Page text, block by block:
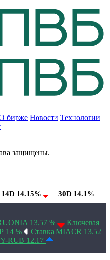
бирже Новости Технологии
защищены.
14D 14.15% 30D 14.1%
13.57 %
Ключевая
14 %
Ставка MIACR 13.52
RUB 12.17